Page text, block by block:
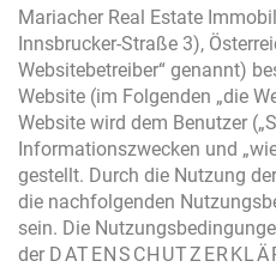
Mariacher Real Estate
Innsbrucker-Straße 3),
Websitebetreiber“ genannt)
Website (im Folgenden „die
Website wird dem Benutzer
Informationszwecken und
gestellt. Durch die Nutzung
die nachfolgenden
sein. Die
der